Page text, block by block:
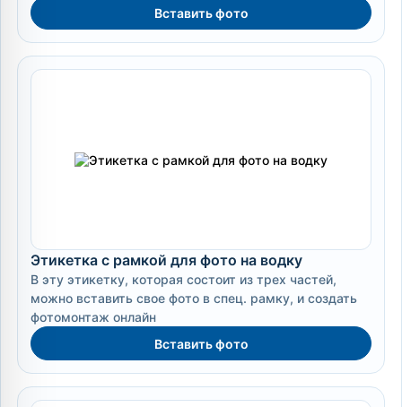
Вставить фото
Этикетка с рамкой для фото на водку
В эту этикетку, которая состоит из трех частей,
можно вставить свое фото в спец. рамку, и создать
фотомонтаж онлайн
Вставить фото